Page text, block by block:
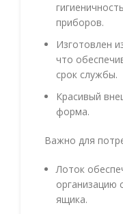
приборов.
Изготовлен
что
срок службы.
Красивый
форма.
Важно для
Лоток
организацию
ящика.